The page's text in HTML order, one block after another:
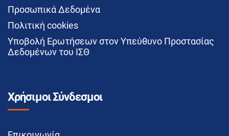
Προσωπικά Δεδομένα
Πολιτική cookies
Υποβολή Ερωτήσεων στον Υπεύθυνο Προστασίας
Δεδομένων του ΙΣΘ
Χρήσιμοι Σύνδεσμοι